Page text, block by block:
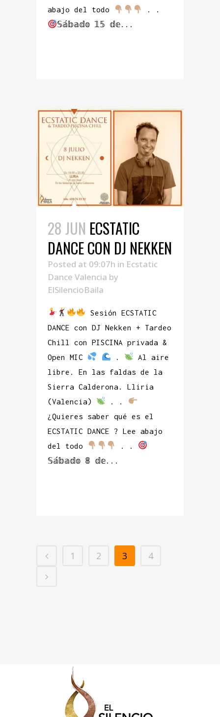
abajo del todo
. .
𝕊𝕒́𝕓𝕒𝕕𝕠 𝟙𝟝 𝕕𝕖...
28 JUN ECSTATIC
DANCE CON DJ NEKKEN
Posted at 09:07h in Ecstatic
Dance Valencia by
ElSilencioBaila
Sesión ECSTATIC
DANCE con DJ Nekken + Tardeo
Chill con PISCINA privada &
Open MIC
.
Al aire
libre. En las faldas de la
Sierra Calderona. Lliria
(Valencia)
. .
¿Quieres saber qué es el
ECSTATIC DANCE ? Lee abajo
del todo
. .
𝕊𝕒́𝕓𝕒𝕕𝕠 𝟠 𝕕𝕖...
1 2 3 4